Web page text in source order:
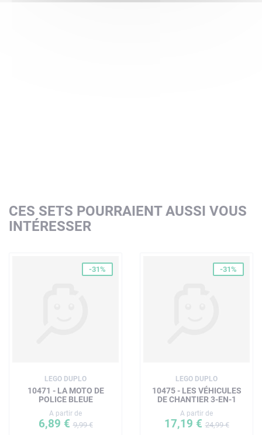
CES SETS POURRAIENT AUSSI VOUS
INTÉRESSER
-31%
LEGO DUPLO
10471 - LA MOTO DE
POLICE BLEUE
A partir de
6,89 €9,99 €
-31%
LEGO DUPLO
10475 - LES VÉHICULES
DE CHANTIER 3-EN-1
A partir de
17,19 €24,99 €